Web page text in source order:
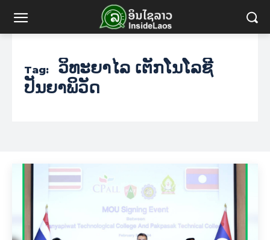
Tag:
ວິທະຍາໄລ ເຕັກໂນໂລຊີ
ປັນຍາພິວັດ